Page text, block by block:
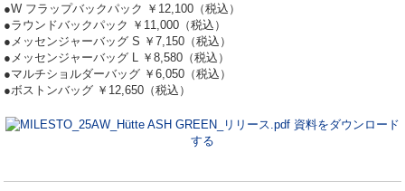
●W フラップバックパック ￥12,100（税込）
●ラウンドバックパック ￥11,000（税込）
●メッセンジャーバッグ S ￥7,150（税込）
●メッセンジャーバッグ L ￥8,580（税込）
●マルチショルダーバッグ ￥6,050（税込）
●ボストンバッグ ￥12,650（税込）
資料をダウンロード
する